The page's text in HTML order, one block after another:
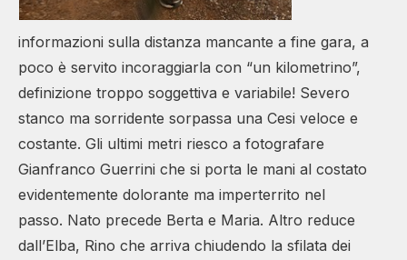
informazioni sulla distanza mancante a fine gara, a
poco è servito incoraggiarla con “un kilometrino”,
definizione troppo soggettiva e variabile! Severo
stanco ma sorridente sorpassa una Cesi veloce e
costante. Gli ultimi metri riesco a fotografare
Gianfranco Guerrini che si porta le mani al costato
evidentemente dolorante ma imperterrito nel
passo. Nato precede Berta e Maria. Altro reduce
dall’Elba, Rino che arriva chiudendo la sfilata dei